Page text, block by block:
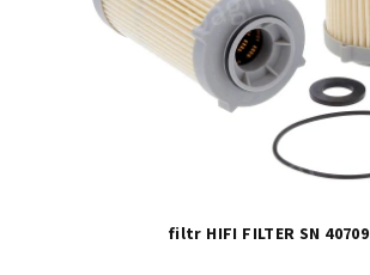
filtr HIFI FILTER SN 40709